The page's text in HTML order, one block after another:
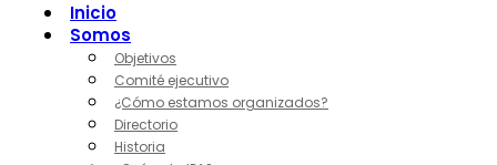
Inicio
Somos
Objetivos
Comité ejecutivo
¿Cómo estamos organizados?
Directorio
Historia